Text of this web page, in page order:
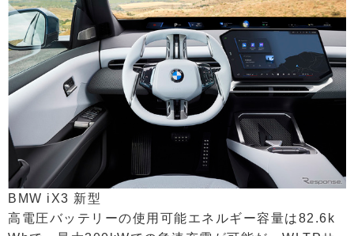
BMW iX3 新型
高電圧バッテリーの使用可能エネルギー容量は82.6k